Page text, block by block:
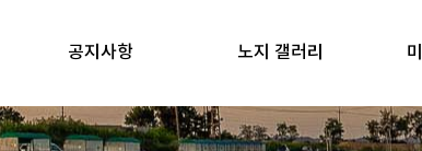
공지사항 노지 갤러리